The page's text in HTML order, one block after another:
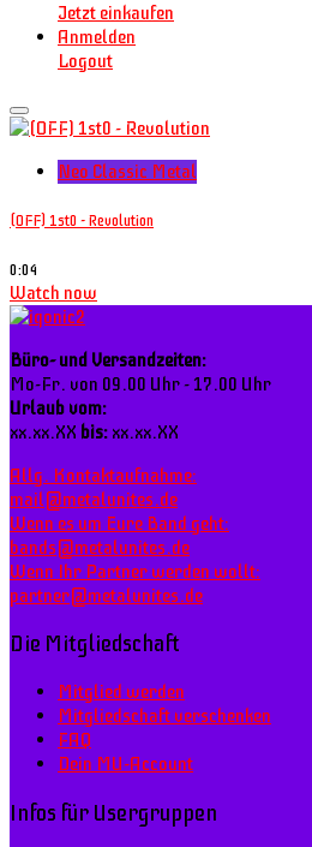
Jetzt einkaufen
Anmelden
Logout
Neo Classic Metal
(OFF) 1st0 - Revolution
0:04
Watch now
Büro- und Versandzeiten:
Mo-Fr. von 09.00 Uhr - 17.00 Uhr
Urlaub vom:
xx.xx.XX bis: xx.xx.XX
Allg. Kontaktaufnahme:
mail@metalunites.de
Wenn es um Eure Band geht:
bands@metalunites.de
Wenn Ihr Partner werden wollt:
partner@metalunites.de
Die Mitgliedschaft
Mitglied werden
Mitgliedschaft verschenken
FAQ
Dein MU-Account
Infos für Usergruppen